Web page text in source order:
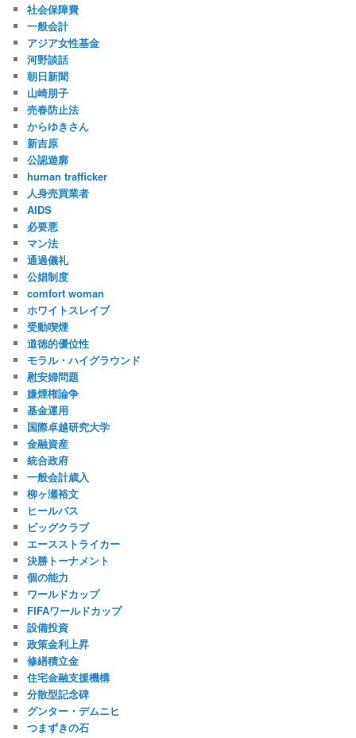
社会保障費
一般会計
アジア女性基金
河野談話
朝日新聞
山崎朋子
売春防止法
からゆきさん
新吉原
公認遊廓
human trafficker
人身売買業者
AIDS
必要悪
マン法
通過儀礼
公娼制度
comfort woman
ホワイトスレイブ
受動喫煙
道徳的優位性
モラル・ハイグラウンド
慰安婦問題
嫌煙権論争
基金運用
国際卓越研究大学
金融資産
統合政府
一般会計歳入
柳ヶ瀬裕文
ヒールパス
ビッグクラブ
エースストライカー
決勝トーナメント
個の能力
ワールドカップ
FIFAワールドカップ
設備投資
政策金利上昇
修繕積立金
住宅金融支援機構
分散型記念碑
グンター・デムニヒ
つまずきの石